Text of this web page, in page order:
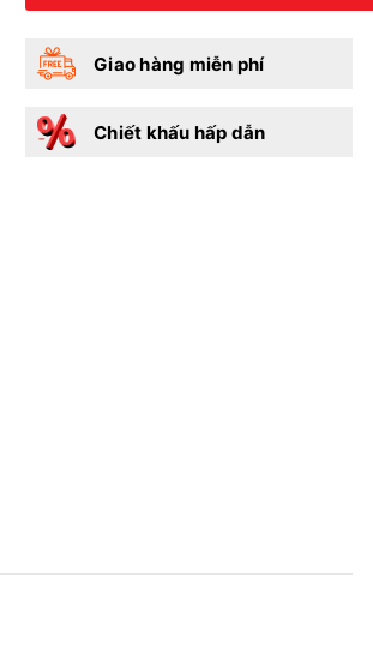
Giao hàng miễn phí
Chiết khấu hấp dẫn